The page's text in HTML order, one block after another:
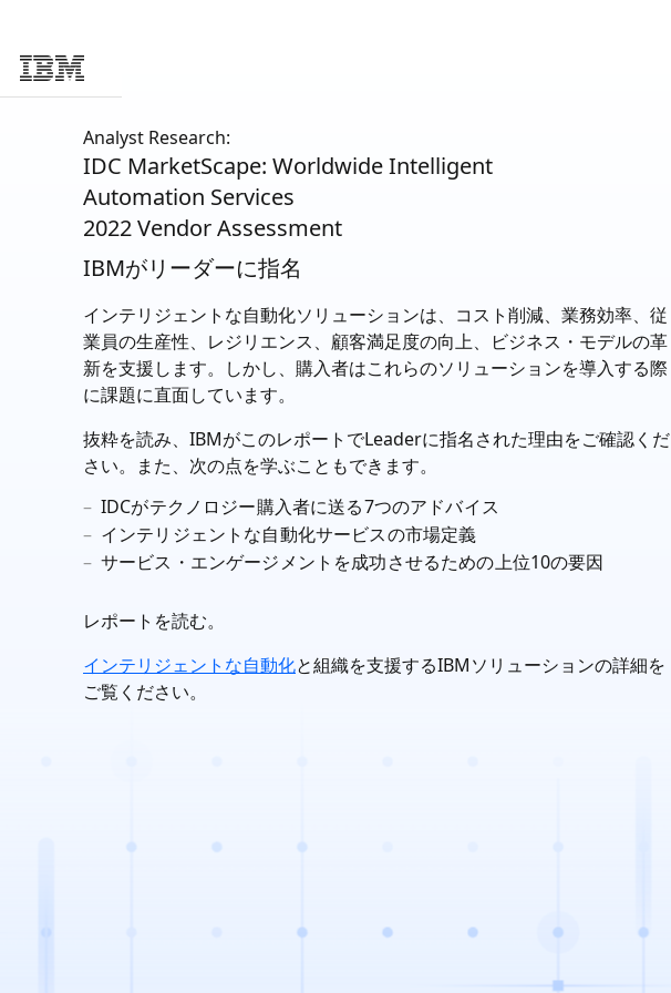
Skip to main content
Analyst Research:
IDC MarketScape: Worldwide Intelligent
Automation Services
2022 Vendor Assessment
IBMがリーダーに指名
インテリジェントな自動化ソリューションは、コスト削減、業務効率、従
業員の生産性、レジリエンス、顧客満足度の向上、ビジネス・モデルの革
新を支援します。しかし、購入者はこれらのソリューションを導入する際
に課題に直面しています。
抜粋を読み、IBMがこのレポートでLeaderに指名された理由をご確認くだ
さい。また、次の点を学ぶこともできます。
IDCがテクノロジー購入者に送る7つのアドバイス
インテリジェントな自動化サービスの市場定義
サービス・エンゲージメントを成功させるための上位10の要因
レポートを読む。
インテリジェントな自動化と組織を支援するIBMソリューションの詳細を
ご覧ください。